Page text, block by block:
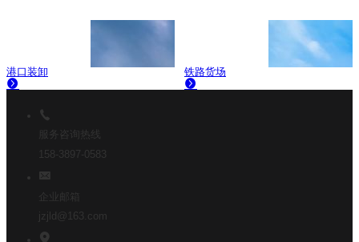
港口装卸 铁路货场
服务咨询热线
158-3897-0583
企业邮箱
jzjld@163.com